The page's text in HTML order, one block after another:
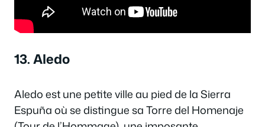
13. Aledo
Aledo est une petite ville au pied de la Sierra
Espuña où se distingue sa Torre del Homenaje